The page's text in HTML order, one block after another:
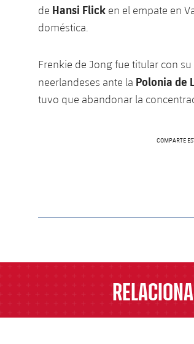
de Hansi Flick en el empate en
doméstica.
Frenkie de Jong fue titular con
neerlandeses ante la Polonia de
tuvo que abandonar la
COMPARTE